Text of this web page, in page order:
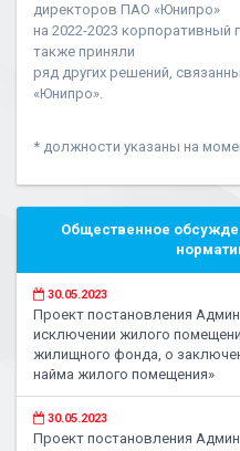
директоров ПАО «Юнипро»
на 2022-2023 корпоративный
также приняли
ряд других решений,
«Юнипро».
* должности указаны на
Общественное
30.05.2023
Проект постановления
исключении жилого
жилищного фонда, о
найма жилого помещения»
30.05.2023
Проект постановления